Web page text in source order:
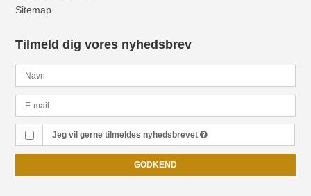
Sitemap
Tilmeld dig vores nyhedsbrev
Jeg vil gerne tilmeldes nyhedsbrevet
GODKEND